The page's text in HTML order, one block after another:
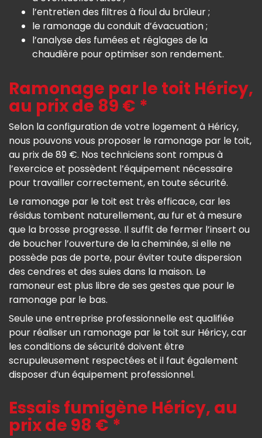
l’entretien des filtres à fioul du brûleur ;
le ramonage du conduit d’évacuation ;
l’analyse des fumées et réglages de la
chaudière pour optimiser son rendement.
Ramonage par le toit Héricy,
au prix de 89 € *
Selon la configuration de votre logement à Héricy,
nous pouvons vous proposer le ramonage par le toit,
au prix de 89 €. Nos techniciens sont rompus à
l’exercice et possèdent l’équipement nécessaire
pour travailler correctement, en toute sécurité.
Le ramonage par le toit est très efficace, car les
résidus tombent naturellement, au fur et à mesure
que la brosse progresse. Il suffit de fermer l’insert ou
de boucher l’ouverture de la cheminée, si elle ne
possède pas de porte, pour éviter toute dispersion
des cendres et des suies dans la maison. Le
ramoneur est plus libre de ses gestes que pour le
ramonage par le bas.
Seule une entreprise professionnelle est qualifiée
pour réaliser un ramonage par le toit sur Héricy, car
les conditions de sécurité doivent être
scrupuleusement respectées et il faut également
disposer d’un équipement professionnel.
Essais fumigène Héricy, au
prix de 98 € *